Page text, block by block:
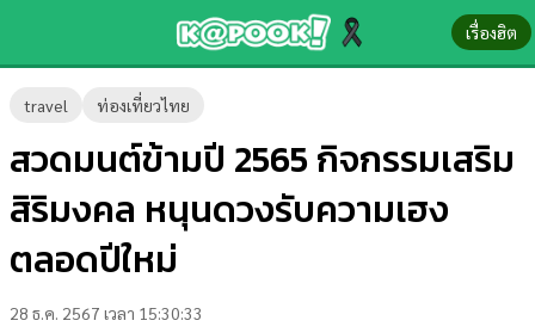
เรื่องฮิต
travel ท่องเที่ยวไทย
สวดมนต์ข้ามปี 2565 กิจกรรมเสริม
สิริมงคล หนุนดวงรับความเฮง
ตลอดปีใหม่
28 ธ.ค. 2567 เวลา 15:30:33
ข่าว-
ความ
รู้
บันเทิง